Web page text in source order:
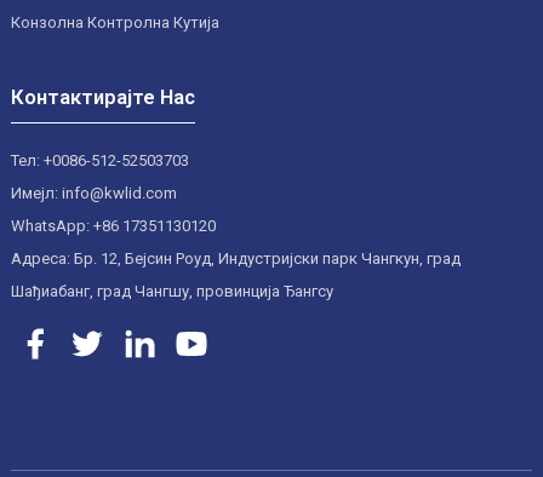
Конзолна Контролна Кутија
Контактирајте Нас
Тел: +0086-512-52503703
Имејл: info@kwlid.com
WhatsApp: +86 17351130120
Адреса: Бр. 12, Бејсин Роуд, Индустријски парк Чангкун, град
Шађиабанг, град Чангшу, провинција Ђангсу